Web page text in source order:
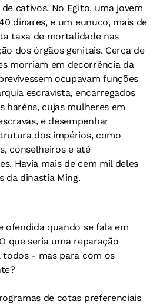
cativos. No Egito, uma jovem
dinares, e um eunuco, mais de
taxa de mortalidade nas
dos órgãos genitais. Cerca de
morriam em decorrência da
ocupavam funções
escravista, encarregados
haréns, cujas mulheres em
e desempenhar
dos impérios, como
conselheiros e até
Havia mais de cem mil deles
da dinastia Ming.
ofendida quando se fala em
que seria uma reparação
- mas para com os
de cotas preferenciais